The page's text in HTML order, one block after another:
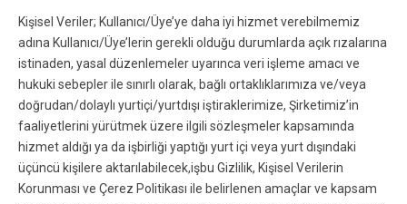
Kişisel Veriler; Kullanıcı/Üye’ye daha iyi hizmet verebilmemiz
adına Kullanıcı/Üye’lerin gerekli olduğu durumlarda açık rızalarına
istinaden, yasal düzenlemeler uyarınca veri işleme amacı ve
hukuki sebepler ile sınırlı olarak, bağlı ortaklıklarımıza ve/veya
doğrudan/dolaylı yurtiçi/yurtdışı iştiraklerimize, Şirketimiz’in
faaliyetlerini yürütmek üzere ilgili sözleşmeler kapsamında
hizmet aldığı ya da işbirliği yaptığı yurt içi veya yurt dışındaki
üçüncü kişilere aktarılabilecek,işbu Gizlilik, Kişisel Verilerin
Korunması ve Çerez Politikası ile belirlenen amaçlar ve kapsam